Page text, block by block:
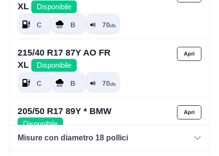
XL
Disponibile
215/40 R17 87Y AO FR
XL
Disponibile
205/50 R17 89Y * BMW
Disponibile
Misure con diametro 18 pollici